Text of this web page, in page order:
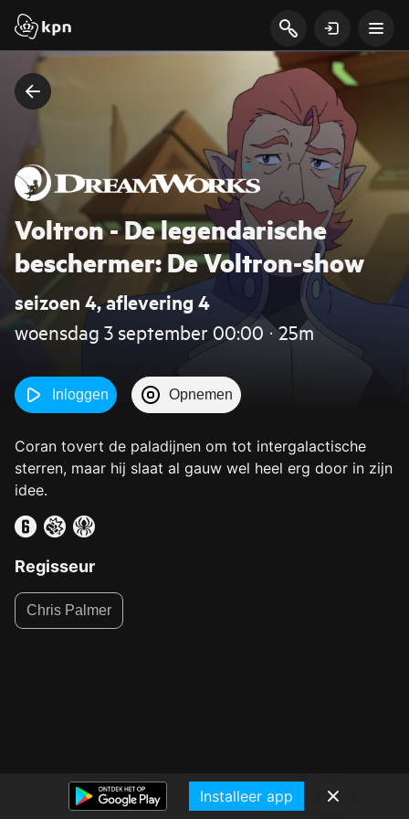
Voltron - De legendarische
beschermer: De Voltron-show
seizoen 4, aflevering 4
woensdag 3 september 00:00 ‧ 25m
Inloggen Opnemen
Coran tovert de paladijnen om tot intergalactische
sterren, maar hij slaat al gauw wel heel erg door in zijn
idee.
Regisseur
Chris Palmer
Installeer app